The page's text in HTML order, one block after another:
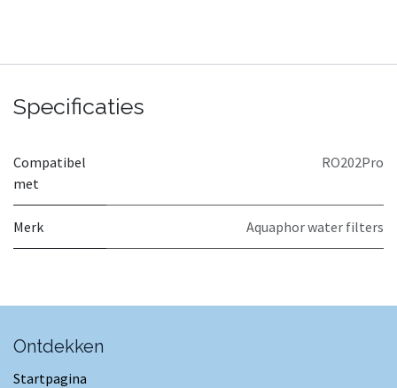
Specificaties
Compatibel
met
RO202Pro
Merk Aquaphor water filters
Ontdekken
Startpagina